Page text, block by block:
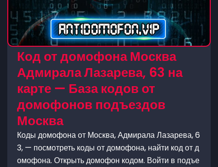
Код от домофона Москва
Адмирала Лазарева, 63 на
карте — База кодов от
домофонов подъездов
Москва
Коды домофона от Москва, Адмирала Лазарева, 6
3, — посмотреть коды от домофона, найти код от д
омофона. Открыть домофон кодом. Войти в подъе